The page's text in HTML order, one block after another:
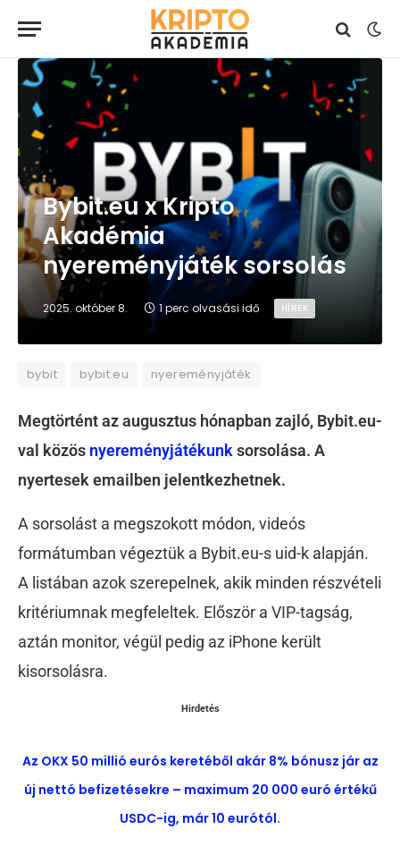
Bybit.eu x Kripto
Akadémia
nyereményjáték sorsolás
2025. október 8. 1 perc olvasási idő HÍREK
bybit bybit.eu nyereményjáték
Megtörtént az augusztus hónapban zajló, Bybit.eu-
val közös nyereményjátékunk sorsolása. A
nyertesek emailben jelentkezhetnek.
A sorsolást a megszokott módon, videós
formátumban végeztük a Bybit.eu-s uid-k alapján.
A listában azok szerepelnek, akik minden részvételi
kritériumnak megfeleltek. Először a VIP-tagság,
aztán monitor, végül pedig az iPhone került
kisorsolásra.
Hirdetés
Az OKX 50 millió eurós keretéből akár 8% bónusz jár az
új nettó befizetésekre – maximum 20 000 euró értékű
USDC-ig, már 10 eurótól.